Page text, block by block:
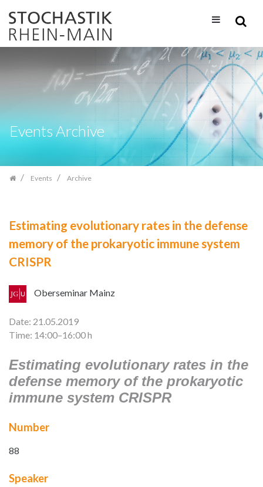
navigation
Events Archive
Events Archive
Estimating evolutionary rates in the defense
memory of the prokaryotic immune system
CRISPR
Oberseminar Mainz
Date: 21.05.2019
Time: 14:00–16:00 h
Estimating evolutionary rates in the
defense memory of the prokaryotic
immune system CRISPR
Number
88
Speaker